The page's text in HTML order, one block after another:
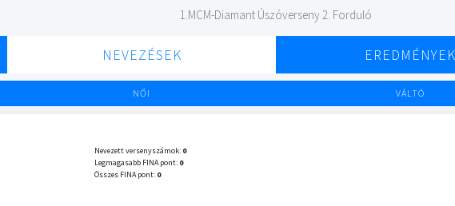
1.MCM-Diamant Úszóverseny 2. Forduló
NEVEZÉSEK EREDMÉNYEK
NŐI VÁLTÓ
Nevezett versenyszámok: 0
Legmagasabb FINA pont: 0
Összes FINA pont: 0